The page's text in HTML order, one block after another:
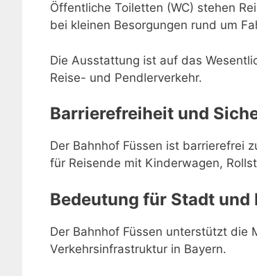
Öffentliche Toiletten (WC) stehen
bei kleinen Besorgungen rund um
Die Ausstattung ist auf das
Reise- und Pendlerverkehr.
Barrierefreiheit und
Der Bahnhof Füssen ist barrierefrei
für Reisende mit Kinderwagen,
Bedeutung für Stadt und
Der Bahnhof Füssen unterstützt die
Verkehrsinfrastruktur in Bayern.